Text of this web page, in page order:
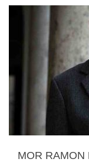
MOR RAMON